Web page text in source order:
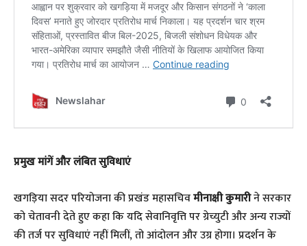
प्रमुख मांगें और लंबित सुविधाएं
​खगड़िया सदर परियोजना की प्रखंड महासचिवमीनाक्षी कुमारीने सरकार
को चेतावनी देते हुए कहा कि यदि सेवानिवृत्ति पर ग्रेच्युटी और अन्य राज्यों
की तर्ज पर सुविधाएं नहीं मिलीं, तो आंदोलन और उग्र होगा। प्रदर्शन के